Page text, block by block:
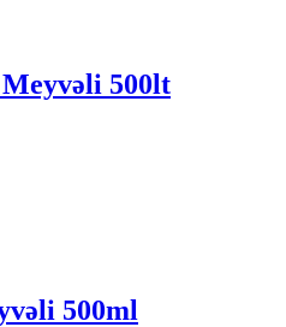
Meyvəli 500lt
500ml